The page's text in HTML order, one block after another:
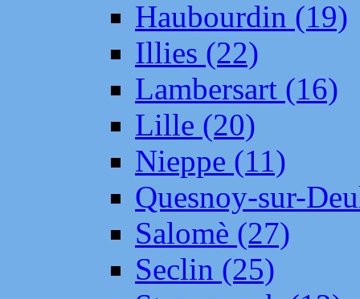
Haubourdin (19)
Illies (22)
Lambersart (16)
Lille (20)
Nieppe (11)
Quesnoy-sur-
Salomè (27)
Seclin (25)